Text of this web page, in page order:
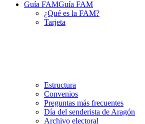
Guía FAMGuía FAM
¿Qué es la FAM?
Tarjeta
Estructura
Convenios
Preguntas más frecuentes
Día del senderista de Aragón
Archivo electoral